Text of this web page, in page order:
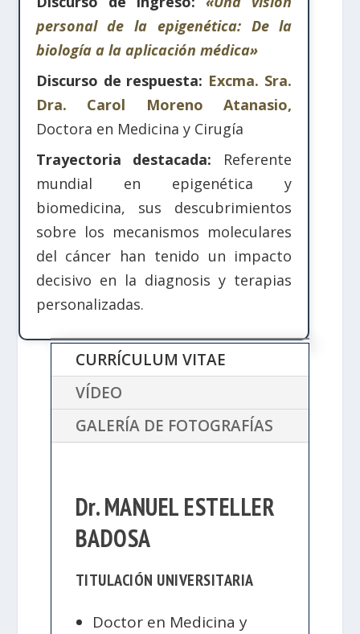
personal de la epigenética: De la
biología a la aplicación médica»
Discurso de respuesta: Excma. Sra.
Dra. Carol Moreno Atanasio,
Doctora en Medicina y Cirugía
Trayectoria destacada: Referente
mundial en epigenética y
biomedicina, sus descubrimientos
sobre los mecanismos moleculares
del cáncer han tenido un impacto
decisivo en la diagnosis y terapias
personalizadas.
CURRÍCULUM VITAE
VÍDEO
GALERÍA DE FOTOGRAFÍAS
Dr. MANUEL ESTELLER
BADOSA
TITULACIÓN UNIVERSITARIA
Doctor en Medicina y